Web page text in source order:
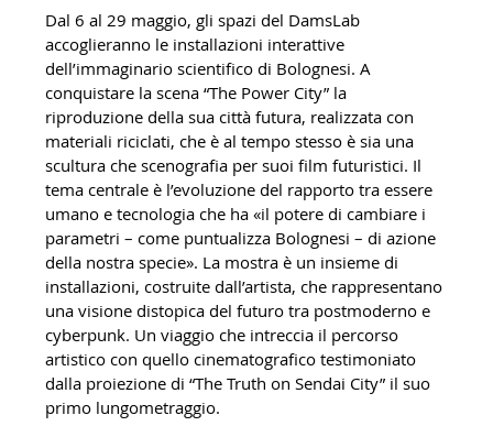
Dal 6 al 29 maggio, gli spazi del DamsLab
accoglieranno le installazioni interattive
dell’immaginario scientifico di Bolognesi. A
conquistare la scena “The Power City” la
riproduzione della sua città futura, realizzata con
materiali riciclati, che è al tempo stesso è sia una
scultura che scenografia per suoi film futuristici. Il
tema centrale è l’evoluzione del rapporto tra essere
umano e tecnologia che ha «il potere di cambiare i
parametri – come puntualizza Bolognesi – di azione
della nostra specie». La mostra è un insieme di
installazioni, costruite dall’artista, che rappresentano
una visione distopica del futuro tra postmoderno e
cyberpunk. Un viaggio che intreccia il percorso
artistico con quello cinematografico testimoniato
dalla proiezione di “The Truth on Sendai City” il suo
primo lungometraggio.